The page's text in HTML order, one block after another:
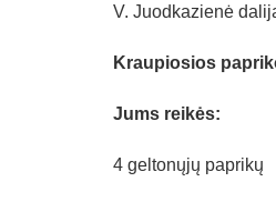
V. Juodkazienė
Kraupiosios
Jums reikės:
4 geltonųjų paprikų